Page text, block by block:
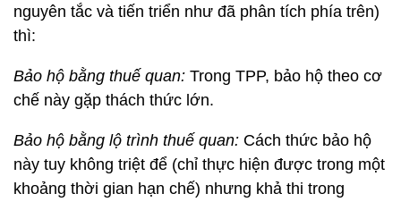
nguyên tắc và tiến triển như đã phân tích phía trên)
thì:
Bảo hộ bằng thuế quan: Trong TPP, bảo hộ theo cơ
chế này gặp thách thức lớn.
Bảo hộ bằng lộ trình thuế quan: Cách thức bảo hộ
này tuy không triệt để (chỉ thực hiện được trong một
khoảng thời gian hạn chế) nhưng khả thi trong